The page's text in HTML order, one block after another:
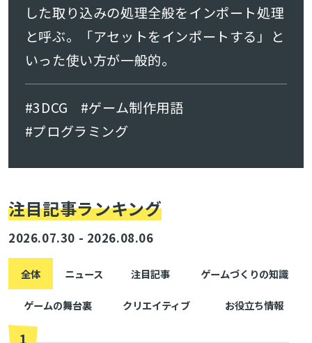
した取り込みの処理全般をインポート処理
と呼ぶ。「アセットをインポートする」と
いった使い方が一般的。
#3DCG
#ゲーム制作用語
#プログラミング
注目記事ランキング
2026.07.30 - 2026.08.06
全体 ニュース 注目記事 ゲームづくりの知識
ゲームの舞台裏 クリエイティブ お役立ち情報
1